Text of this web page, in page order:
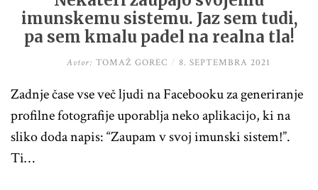
imunskemu sistemu. Jaz sem tudi,
pa sem kmalu padel na realna tla!
Avtor: TOMAŽ GOREC / 8. SEPTEMBRA 2021
Zadnje čase vse več ljudi na Facebooku za generiranje
profilne fotografije uporablja neko aplikacijo, ki na
sliko doda napis: “Zaupam v svoj imunski sistem!”.
Ti…